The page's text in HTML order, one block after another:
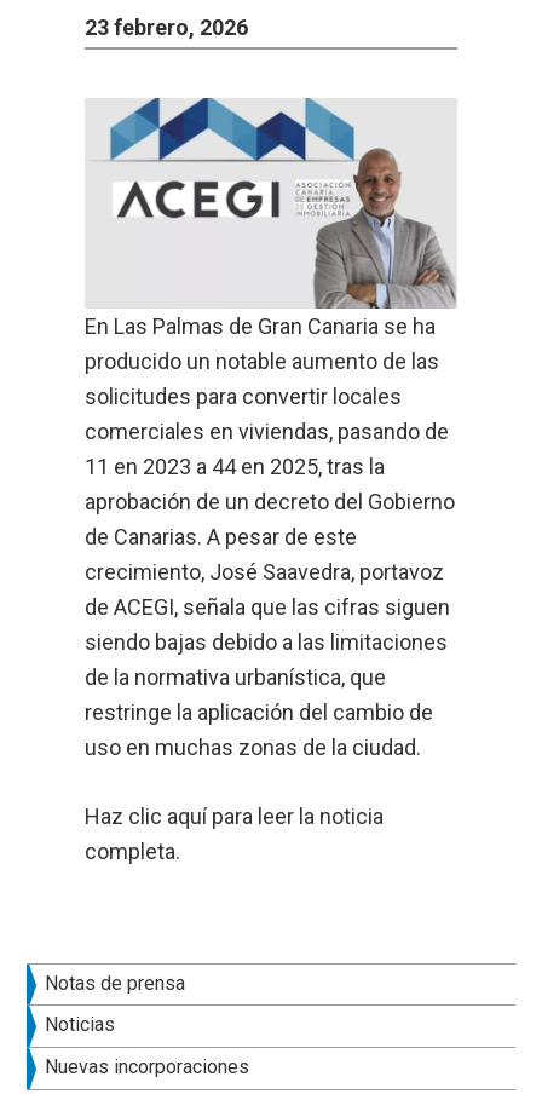
23 febrero, 2026
En Las Palmas de Gran Canaria se ha
producido un notable aumento de las
solicitudes para convertir locales
comerciales en viviendas, pasando de
11 en 2023 a 44 en 2025, tras la
aprobación de un decreto del Gobierno
de Canarias. A pesar de este
crecimiento, José Saavedra, portavoz
de ACEGI, señala que las cifras siguen
siendo bajas debido a las limitaciones
de la normativa urbanística, que
restringe la aplicación del cambio de
uso en muchas zonas de la ciudad.
Haz clic aquípara leer la noticia
completa.
Barra
lateral
principal
Notas de prensa
Noticias
Nuevas incorporaciones